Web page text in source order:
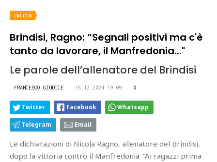
CALCIO
Brindisi, Ragno: “Segnali positivi ma c'è
tanto da lavorare, il Manfredonia..."
Le parole dell’allenatore del Brindisi
FRANCESCO GIUDICE 15.12.2024 19:09 0
Twitter Facebook Whatsapp
Telegram Email
Le dichiarazioni di Nicola Ragno, allenatore del Brindisi,
dopo la vittoria contro il Manfredonia: “Ai ragazzi prima